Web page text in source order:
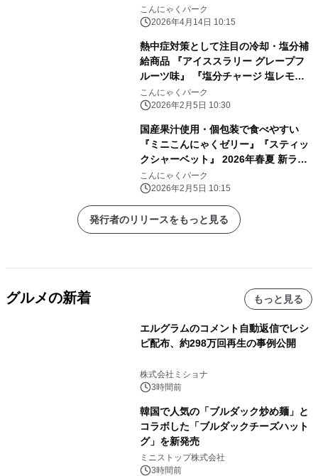
り開催
こんにゃくパーク
2026年4月14日 10:15
熱中症対策として注目の冷却・塩分補
給商品 『アイススラリー グレープフ
ルーツ味』 『塩分チャージ 塩レモン
ゼリー』2月1日販売開始
こんにゃくパーク
2026年2月5日 10:30
国産果汁使用・個包装で食べやすい
『ミニこんにゃくゼリー』『スティッ
クシャーベット』 2026年春夏 新ライ
ンアップを2/1より発売
こんにゃくパーク
2026年2月5日 10:15
発行者のリリースをもっと見る
グルメの新着 もっと見る
エルグラムのコメント自動返信でレシ
ピ配布、約298万回再生の事例公開
株式会社ミショナ
3時間前
韓国で人気の「ブルダック炒め麺」と
コラボした「ブルダックチーズハット
グ」を新発売
ミニストップ株式会社
3時間前